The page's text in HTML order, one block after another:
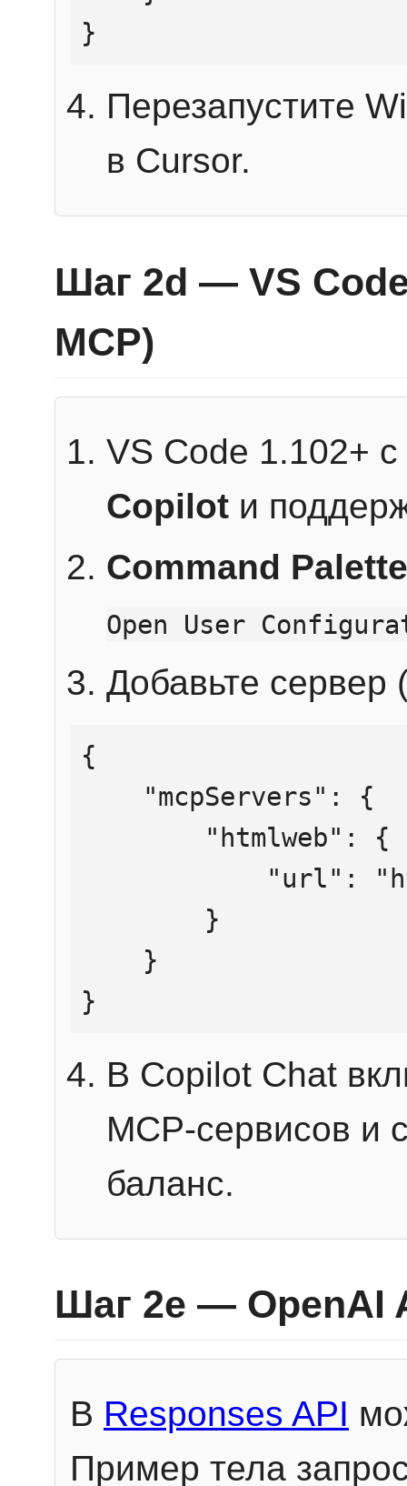
}
Перезапустите
в Cursor.
Шаг 2d — VS
MCP)
VS Code 1.102+
Copilot и
Command Palette
Open User
Добавьте сервер
{
}
В Copilot Chat
MCP-сервисов и
баланс.
Шаг 2e — OpenAI
В Responses API
Пример тела